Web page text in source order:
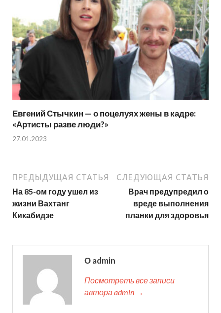
Евгений Стычкин — о поцелуях жены в кадре:
«Артисты разве люди?»
27.01.2023
ПРЕДЫДУЩАЯ СТАТЬЯ
На 85-ом году ушел из
жизни Вахтанг
Кикабидзе
СЛЕДУЮЩАЯ СТАТЬЯ
Врач предупредил о
вреде выполнения
планки для здоровья
О admin
Посмотреть все записи
автора admin →